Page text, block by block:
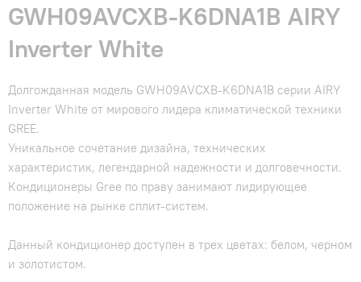
GWH09AVCXB-K6DNA1B AIRY
Inverter White
Долгожданная модель GWH09AVCXB-K6DNA1B серии AIRY
Inverter White от мирового лидера климатической техники
GREE.
Уникальное сочетание дизайна, технических
характеристик, легендарной надежности и долговечности.
Кондиционеры Gree по праву занимают лидирующее
положение на рынке сплит-систем.
Данный кондиционер доступен в трех цветах: белом, черном
и золотистом.